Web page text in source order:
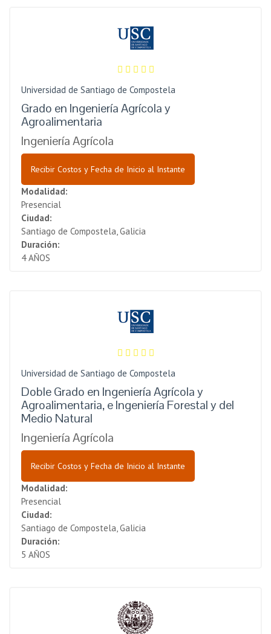
Universidad de Santiago de Compostela
Grado en Ingeniería Agrícola y
Agroalimentaria
Ingeniería Agrícola
Recibir Costos y Fecha de Inicio al Instante
Modalidad:
Presencial
Ciudad:
Santiago de Compostela, Galicia
Duración:
4 AÑOS
Universidad de Santiago de Compostela
Doble Grado en Ingeniería Agrícola y
Agroalimentaria, e Ingeniería Forestal y del
Medio Natural
Ingeniería Agrícola
Recibir Costos y Fecha de Inicio al Instante
Modalidad:
Presencial
Ciudad:
Santiago de Compostela, Galicia
Duración:
5 AÑOS